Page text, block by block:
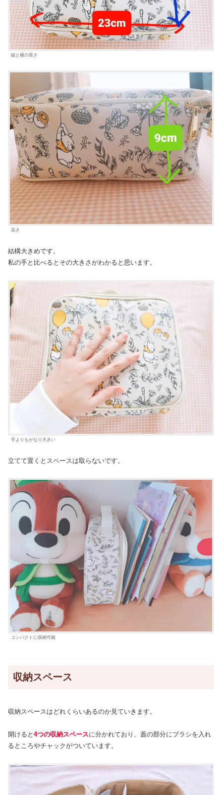
縦と横の長さ
高さ
結構大きめです。
私の手と比べるとその大きさがわかると思います。
手よりもかなり大きい
立てて置くとスペースは取らないです。
コンパクトに収納可能
収納スペース
収納スペースはどれくらいあるのか見ていきます。
開けると 4つの収納スペースに分かれており、蓋の部分にブラシを入れ
るところやチャックがついています。